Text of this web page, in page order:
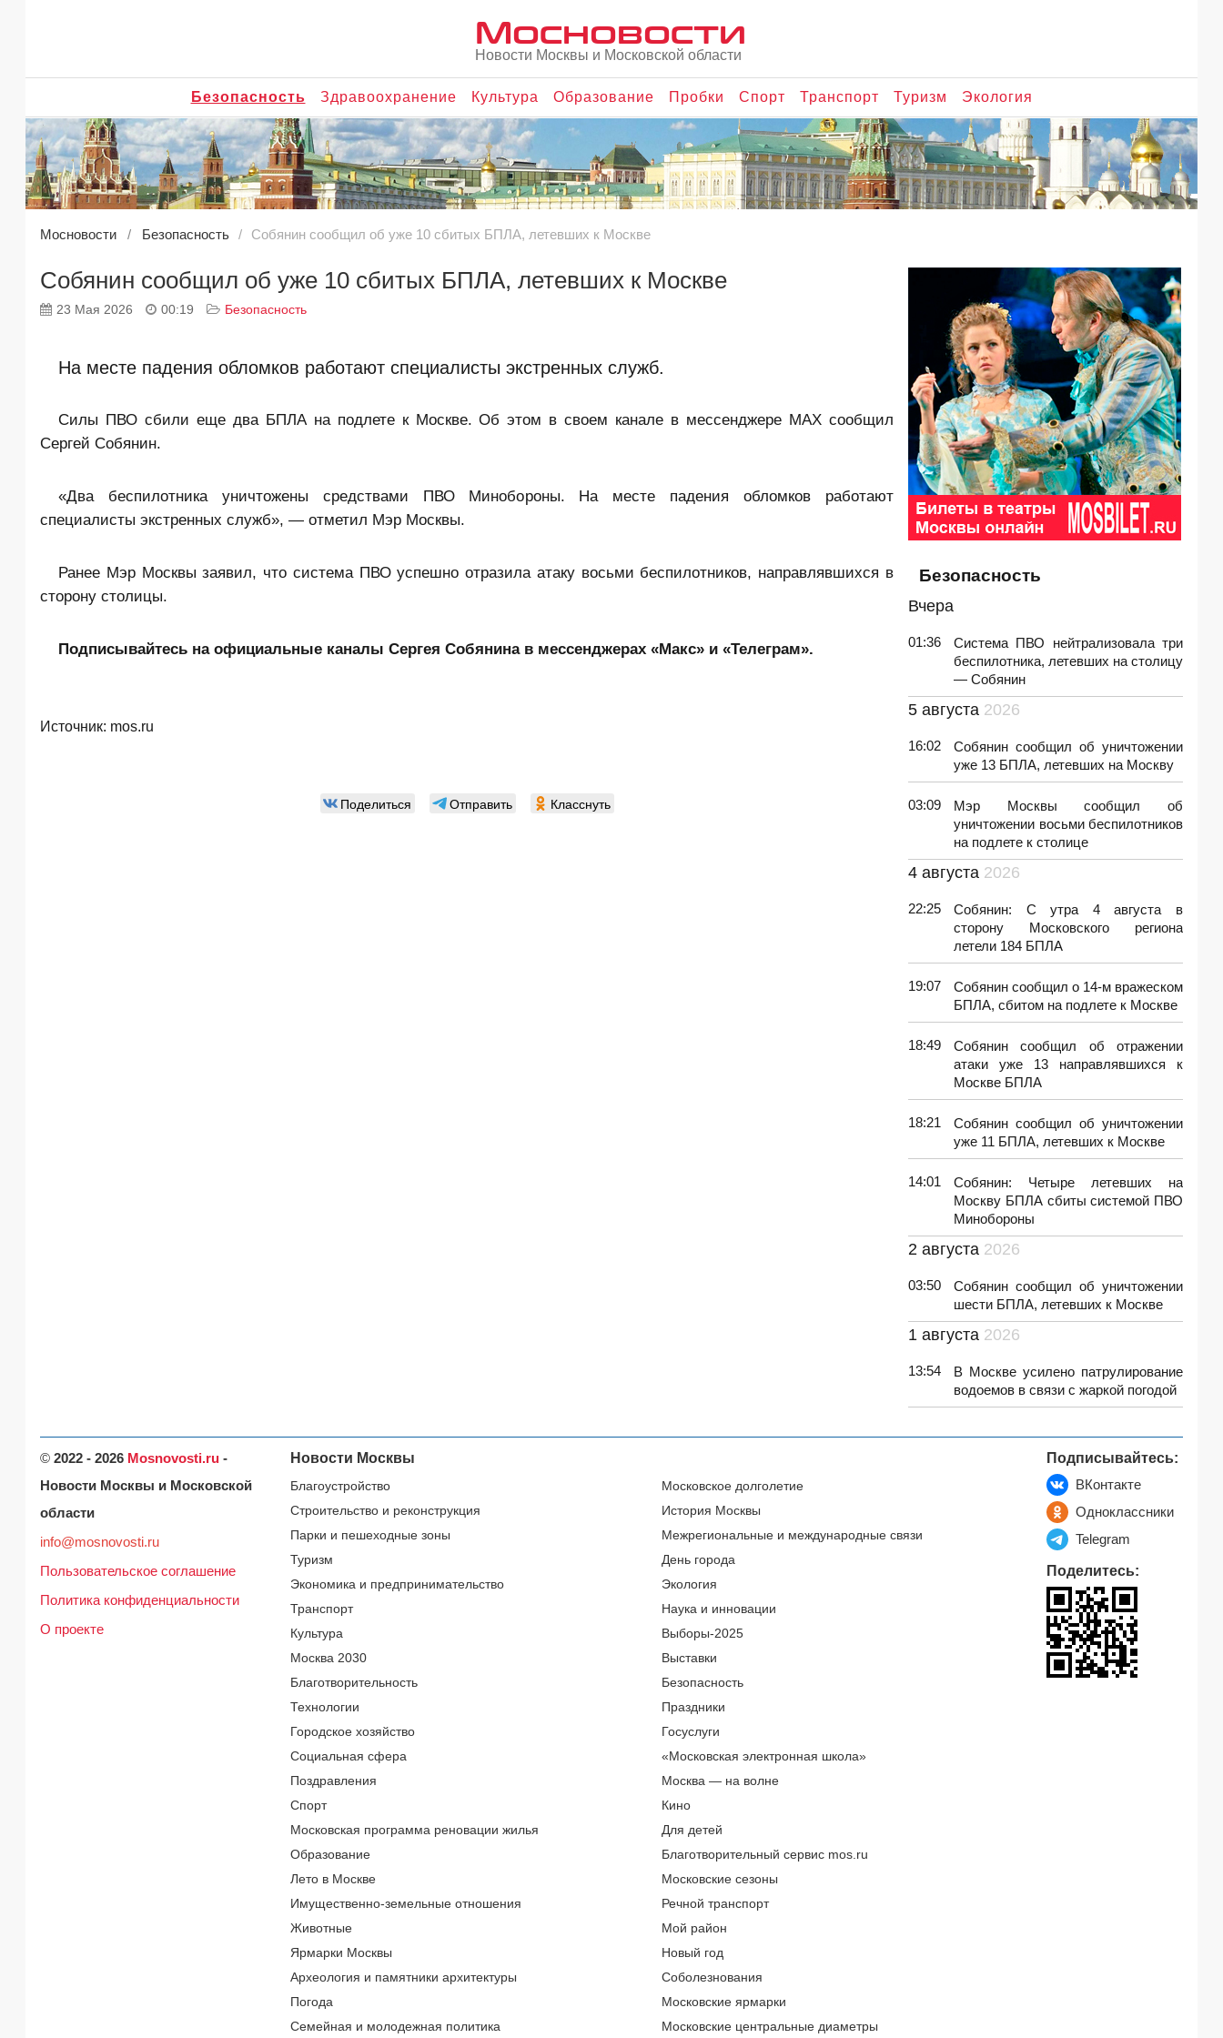
Мосновости
Новости Москвы и Московской области
Безопасность Здравоохранение Культура Образование Пробки Спорт Транспорт Туризм Экология
Мосновости Безопасность Собянин сообщил об уже 10 сбитых БПЛА, летевших к Москве
Собянин сообщил об уже 10 сбитых БПЛА, летевших к Москве
23 Мая 2026 00:19 Безопасность
На месте падения обломков работают специалисты экстренных служб.
Силы ПВО сбили еще два БПЛА на подлете к Москве. Об этом в своем канале в мессенджере MAX сообщил
Сергей Собянин.
«Два беспилотника уничтожены средствами ПВО Минобороны. На месте падения обломков работают
специалисты экстренных служб», — отметил Мэр Москвы.
Ранее Мэр Москвы заявил, что система ПВО успешно отразила атаку восьми беспилотников, направлявшихся в
сторону столицы.
Подписывайтесь на официальные каналы Сергея Собянина в мессенджерах «Макс» и «Телеграм».
Источник: mos.ru
Поделиться Отправить Класснуть
Безопасность
Вчера
01:36
Система ПВО нейтрализовала три
беспилотника, летевших на столицу
— Собянин
5 августа 2026
16:02
Собянин сообщил об уничтожении
уже 13 БПЛА, летевших на Москву
03:09
Мэр Москвы сообщил об
уничтожении восьми беспилотников
на подлете к столице
4 августа 2026
22:25
Собянин: С утра 4 августа в
сторону Московского региона
летели 184 БПЛА
19:07
Собянин сообщил о 14-м вражеском
БПЛА, сбитом на подлете к Москве
18:49
Собянин сообщил об отражении
атаки уже 13 направлявшихся к
Москве БПЛА
18:21
Собянин сообщил об уничтожении
уже 11 БПЛА, летевших к Москве
14:01
Собянин: Четыре летевших на
Москву БПЛА сбиты системой ПВО
Минобороны
2 августа 2026
03:50
Собянин сообщил об уничтожении
шести БПЛА, летевших к Москве
1 августа 2026
13:54
В Москве усилено патрулирование
водоемов в связи с жаркой погодой
© 2022 - 2026 Mosnovosti.ru -
Новости Москвы и Московской
области
info@mosnovosti.ru
Пользовательское соглашение
Политика конфиденциальности
О проекте
Новости Москвы
Благоустройство
Строительство и реконструкция
Парки и пешеходные зоны
Туризм
Экономика и предпринимательство
Транспорт
Культура
Москва 2030
Благотворительность
Технологии
Городское хозяйство
Социальная сфера
Поздравления
Спорт
Московская программа реновации жилья
Образование
Лето в Москве
Имущественно-земельные отношения
Животные
Ярмарки Москвы
Археология и памятники архитектуры
Погода
Семейная и молодежная политика
Московское долголетие
История Москвы
Межрегиональные и международные связи
День города
Экология
Наука и инновации
Выборы-2025
Выставки
Безопасность
Праздники
Госуслуги
«Московская электронная школа»
Москва — на волне
Кино
Для детей
Благотворительный сервис mos.ru
Московские сезоны
Речной транспорт
Мой район
Новый год
Соболезнования
Московские ярмарки
Московские центральные диаметры
Подписывайтесь:
ВКонтакте
Одноклассники
Telegram
Поделитесь: